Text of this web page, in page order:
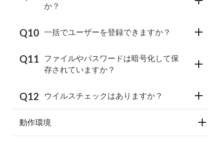
か？
一括でユーザーを登録できますか？
ファイルやパスワードは暗号化して保
存されていますか？
ウイルスチェックはありますか？
動作環境